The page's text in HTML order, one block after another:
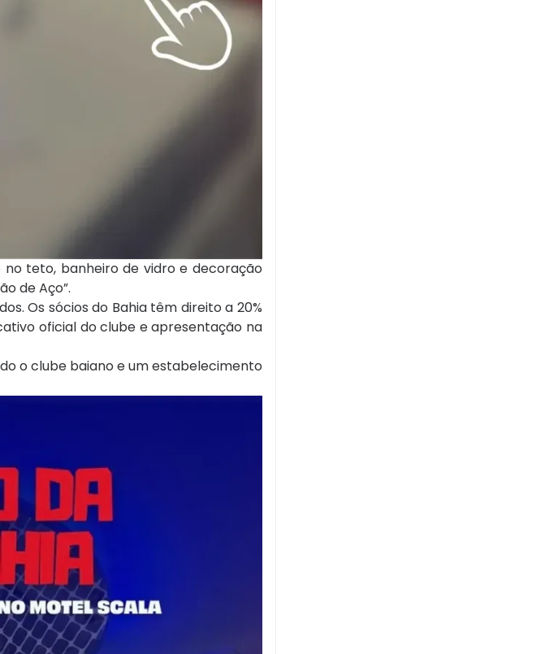
teto, banheiro de vidro e decoração
de Aço”.
Os sócios do Bahia têm direito a 20%
oficial do clube e apresentação na
o clube baiano e um estabelecimento